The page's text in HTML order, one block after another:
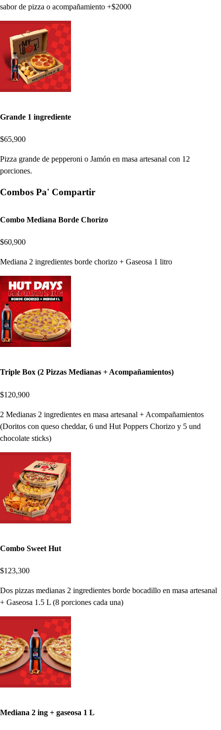
sabor de pizza o acompañamiento +$2000
Grande 1 ingrediente
$65,900
Pizza grande de pepperoni o Jamón en masa artesanal con 12
porciones.
Combos Pa' Compartir
Combo Mediana Borde Chorizo
$60,900
Mediana 2 ingredientes borde chorizo + Gaseosa 1 litro
Triple Box (2 Pizzas Medianas + Acompañamientos)
$120,900
2 Medianas 2 ingredientes en masa artesanal + Acompañamientos
(Doritos con queso cheddar, 6 und Hut Poppers Chorizo y 5 und
chocolate sticks)
Combo Sweet Hut
$123,300
Dos pizzas medianas 2 ingredientes borde bocadillo en masa artesanal
+ Gaseosa 1.5 L (8 porciones cada una)
Mediana 2 ing + gaseosa 1 L